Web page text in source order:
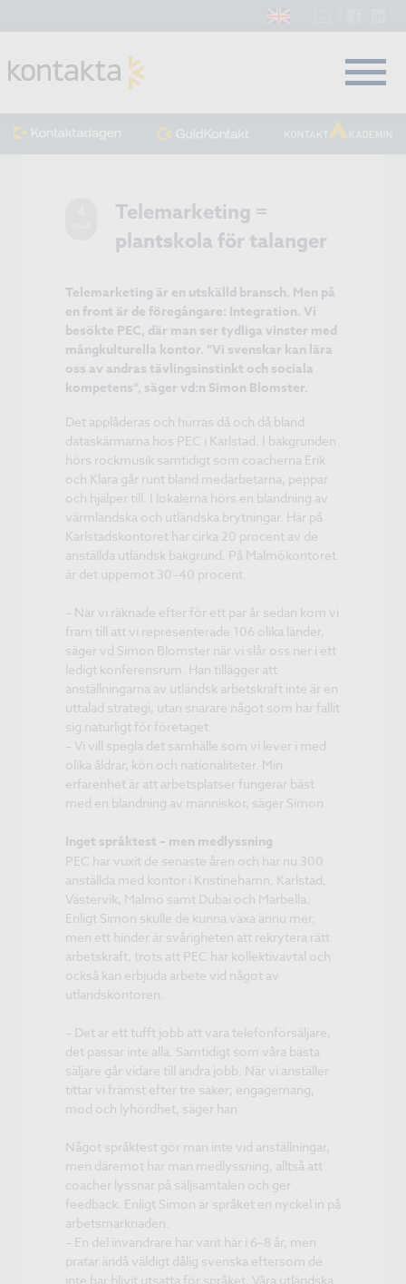
Telemarketing =
plantskola för talanger
Telemarketing är en utskälld bransch. Men på
en front är de föregångare: Integration. Vi
besökte PEC, där man ser tydliga vinster med
mångkulturella kontor. ”Vi svenskar kan lära
oss av andras tävlingsinstinkt och sociala
kompetens”, säger vd:n Simon Blomster.
Det applåderas och hurras då och då bland
dataskärmarna hos PEC i Karlstad. I bakgrunden
hörs rockmusik samtidigt som coacherna Erik
och Klara går runt bland medarbetarna, peppar
och hjälper till. I lokalerna hörs en blandning av
värmländska och utländska brytningar. Här på
Karlstadskontoret har cirka 20 procent av de
anställda utländsk bakgrund. På Malmökontoret
är det uppemot 30–40 procent.
– När vi räknade efter för ett par år sedan kom vi
fram till att vi representerade 106 olika länder,
säger vd Simon Blomster när vi slår oss ner i ett
ledigt konferensrum. Han tillägger att
anställningarna av utländsk arbetskraft inte är en
uttalad strategi, utan snarare något som har fallit
sig naturligt för företaget.
– Vi vill spegla det samhälle som vi lever i med
olika åldrar, kön och nationaliteter. Min
erfarenhet är att arbetsplatser fungerar bäst
med en blandning av människor, säger Simon.
Inget språktest – men medlyssning
PEC har vuxit de senaste åren och har nu 300
anställda med kontor i Kristinehamn, Karlstad,
Västervik, Malmö samt Dubai och Marbella.
Enligt Simon skulle de kunna växa ännu mer,
men ett hinder är svårigheten att rekrytera rätt
arbetskraft, trots att PEC har kollektivavtal och
också kan erbjuda arbete vid något av
utlandskontoren.
– Det är ett tufft jobb att vara telefonförsäljare,
det passar inte alla. Samtidigt som våra bästa
säljare går vidare till andra jobb. När vi anställer
tittar vi främst efter tre saker; engagemang,
mod och lyhördhet, säger han.
Något språktest gör man inte vid anställningar,
men däremot har man medlyssning, alltså att
coacher lyssnar på säljsamtalen och ger
feedback. Enligt Simon är språket en nyckel in på
arbetsmarknaden.
– En del invandrare har varit här i 6–8 år, men
pratar ändå väldigt dålig svenska eftersom de
inte har blivit utsatta för språket. Våra utländska